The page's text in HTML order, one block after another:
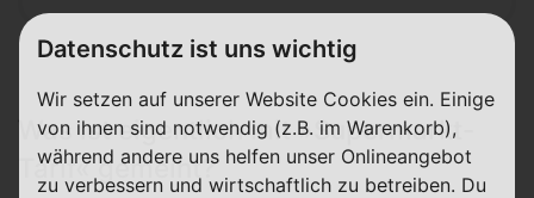
Was ist eigentlich mit »Supermarkt-
Tarif« gemeint?
Datenschutz ist uns wichtig
Wir setzen auf unserer Website Cookies ein. Einige
von ihnen sind notwendig (z.B. im Warenkorb),
während andere uns helfen unser Onlineangebot
zu verbessern und wirtschaftlich zu betreiben. Du